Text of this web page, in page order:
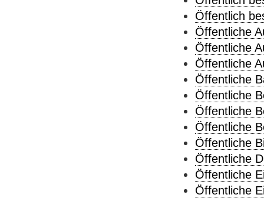
Öffentlich
Öffentliche
Öffentliche
Öffentliche
Öffentliche
Öffentliche
Öffentliche
Öffentliche
Öffentliche
Öffentliche
Öffentliche
Öffentliche